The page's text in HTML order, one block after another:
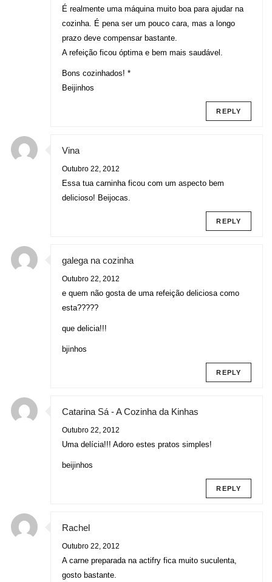
É realmente uma máquina muito boa para ajudar na
cozinha. É pena ser um pouco cara, mas a longo
prazo deve compensar bastante.
A refeição ficou óptima e bem mais saudável.
Bons cozinhados! *
Beijinhos
REPLY
Vina
Outubro 22, 2012
Essa tua carninha ficou com um aspecto bem
delicioso! Beijocas.
REPLY
galega na cozinha
Outubro 22, 2012
e quem não gosta de uma refeição deliciosa como
esta?????
que delicia!!!
bjinhos
REPLY
Catarina Sá - A Cozinha da Kinhas
Outubro 22, 2012
Uma delícia!!! Adoro estes pratos simples!
beijinhos
REPLY
Rachel
Outubro 22, 2012
A carne preparada na actifry fica muito suculenta,
gosto bastante.